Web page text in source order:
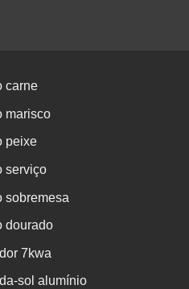
carne
marisco
peixe
serviço
sobremesa
dourado
7kwa
sol alumínio